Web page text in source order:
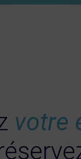
votre